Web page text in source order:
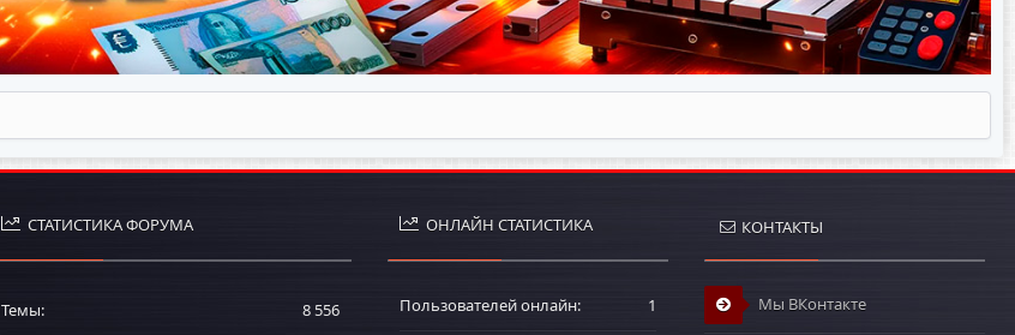
СТАТИСТИКА ФОРУМА
Темы 8 556
ОНЛАЙН СТАТИСТИКА
Пользователей онлайн 1
КОНТАКТЫ
Мы ВКонтакте